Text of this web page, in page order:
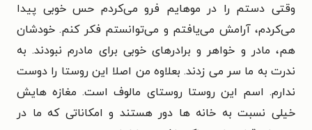
وقتی دستم را در موهایم فرو می‌کردم حس خوبی پیدا
می‌کردم، آرامش می‌یافتم و می‌توانستم فکر کنم. خودشان
هم، مادر و خواهر و برادرهای خوبی برای مادرم نبودند. به
ندرت به ما سر می زدند. بعلاوه من اصلا این روستا را دوست
ندارم. اسم این روستا روستای مالوف است. مغازه هایش
خیلی نسبت به خانه ها دور هستند و امکاناتی که ما در